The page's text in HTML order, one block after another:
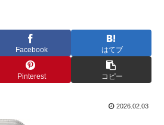
Facebook はてブ
Pinterest コピー
2026.02.03